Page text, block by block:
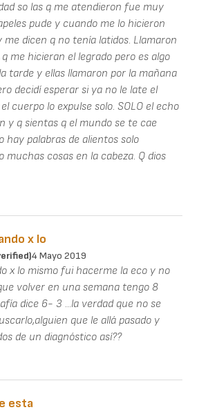
so las q me atendieron fue muy
pude y cuando me lo hicieron
dicen q no tenía latidos. Llamaron
me hicieran el legrado pero es algo
tarde y ellas llamaron por la mañana
decidí esperar si ya no le late el
cuerpo lo expulse solo. SOLO el echo
y q sientas q el mundo se te cae
hay palabras de alientos solo
muchas cosas en la cabeza. Q dios
x lo
4 Mayo 2019
x lo mismo fui hacerme la eco y no
volver en una semana tengo 8
dice 6- 3 ...la verdad que no se
que le allá pasado y
de un diagnóstico así??
esta